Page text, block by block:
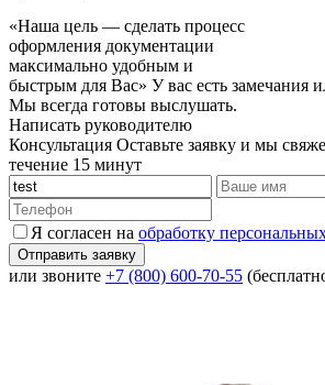
«Наша цель — сделать процесс
оформления документации
максимально удобным и
быстрым для Вас» У вас есть замечания
Мы всегда готовы выслушать.
Написать руководителю
Консультация Оставьте заявку и мы
течение 15 минут
Я согласен на обработку
или звоните +7 (800) 600-70-55